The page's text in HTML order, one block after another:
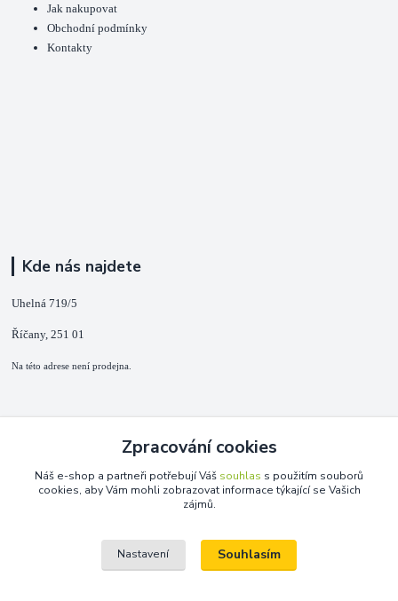
Jak nakupovat
Obchodní podmínky
Kontakty
Kde nás najdete
Uhelná 719/5
Říčany, 251 01
Na této adrese není prodejna.
+420 725 889 873
(Po-Ne, 9-18 hod.)
Zpracování cookies
Náš e-shop a partneři potřebují Váš souhlas s použitím souborů
cookies, aby Vám mohli zobrazovat informace týkající se Vašich
zájmů.
Nastavení Souhlasím